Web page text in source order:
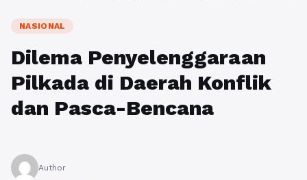
NASIONAL
Dilema Penyelenggaraan
Pilkada di Daerah Konflik
dan Pasca-Bencana
Author